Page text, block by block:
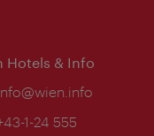
Hotels & Info
1-24 555